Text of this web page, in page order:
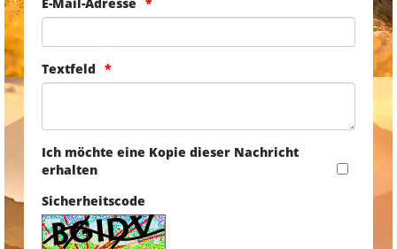
Textfeld
Ich möchte eine Kopie dieser Nachricht
erhalten
Sicherheitscode